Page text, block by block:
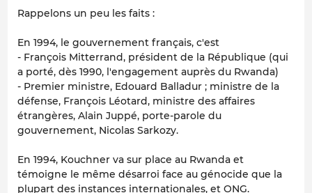
Rappelons un peu les faits :
En 1994, le gouvernement français, c'est
- François Mitterrand, président de la République (qui
a porté, dès 1990, l'engagement auprès du Rwanda)
- Premier ministre, Edouard Balladur ; ministre de la
défense, François Léotard, ministre des affaires
étrangères, Alain Juppé, porte-parole du
gouvernement, Nicolas Sarkozy.
En 1994, Kouchner va sur place au Rwanda et
témoigne le même désarroi face au génocide que la
plupart des instances internationales, et ONG.